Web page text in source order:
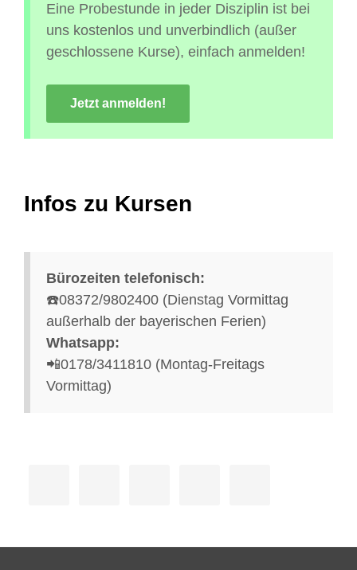
Eine Probestunde in jeder Disziplin ist bei
uns kostenlos und unverbindlich (außer
geschlossene Kurse), einfach anmelden!
Jetzt anmelden!
Infos zu Kursen
Bürozeiten telefonisch:
☎️08372/9802400 (Dienstag Vormittag
außerhalb der bayerischen Ferien)
Whatsapp:
📲0178/3411810 (Montag-Freitags
Vormittag)